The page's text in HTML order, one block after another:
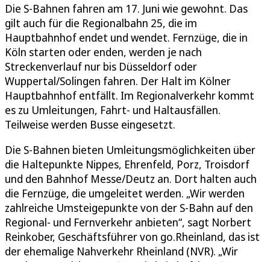
Die S-Bahnen fahren am 17. Juni wie gewohnt. Das
gilt auch für die Regionalbahn 25, die im
Hauptbahnhof endet und wendet. Fernzüge, die in
Köln starten oder enden, werden je nach
Streckenverlauf nur bis Düsseldorf oder
Wuppertal/Solingen fahren. Der Halt im Kölner
Hauptbahnhof entfällt. Im Regionalverkehr kommt
es zu Umleitungen, Fahrt- und Haltausfällen.
Teilweise werden Busse eingesetzt.
Die S-Bahnen bieten Umleitungsmöglichkeiten über
die Haltepunkte Nippes, Ehrenfeld, Porz, Troisdorf
und den Bahnhof Messe/Deutz an. Dort halten auch
die Fernzüge, die umgeleitet werden. „Wir werden
zahlreiche Umsteigepunkte von der S-Bahn auf den
Regional- und Fernverkehr anbieten“, sagt Norbert
Reinkober, Geschäftsführer von go.Rheinland, das ist
der ehemalige Nahverkehr Rheinland (NVR). „Wir